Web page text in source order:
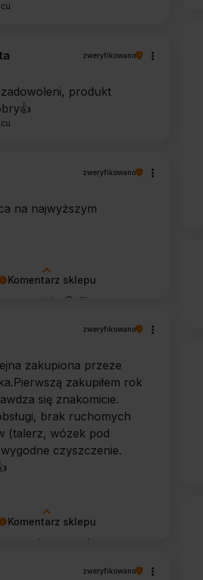
zweryfikowano
produkt
Komentarz sklepu
za opinię 🙂 Cieszymy
Pana oczekiwania.
za zaufanie.
zweryfikowano
na najwyższym
Komentarz sklepu
za tak szczegółową
zweryfikowano
zakupiona przeze
zakupiłem rok
się znakomicie.
brak ruchomych
(talerz, wózek pod
czyszczenie.
zweryfikowano